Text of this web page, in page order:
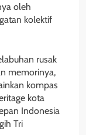
oleh
kolektif
rusak
memorinya,
kompas
kota
Indonesia
Tri